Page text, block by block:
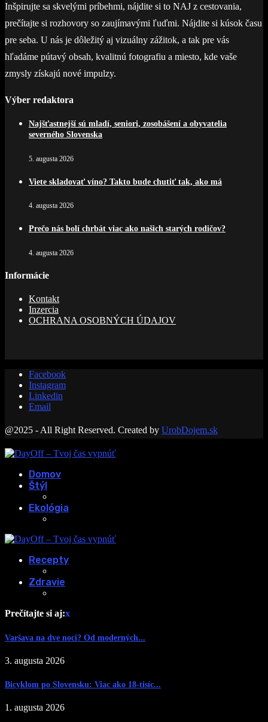
Inšpirujte sa skvelými príbehmi, nájdite si to NAJ z cestovania,
prečítajte si rozhovory so zaujímavými ľuďmi. Nájdite si kúsok času
pre seba. U nás je dôležitý aj vizuálny zážitok, a tak pre vás
hľadáme pútavý obsah, kvalitnú fotografiu a miesto, kde vaše
zmysly získajú nové impulzy.
Výber redaktora
Najšťastnejší sú mladí, seniori, zosobášení a obyvatelia
severného Slovenska
5. augusta 2026
Viete skladovať víno? Takto bude chutiť tak, ako má
4. augusta 2026
Prečo nás bolí chrbát viac ako našich starých rodičov?
4. augusta 2026
Informácie
Kontakt
Inzercia
OCHRANA OSOBNÝCH ÚDAJOV
Facebook
Instagram
Linkedin
Email
@2025 - All Right Reserved. Created by UrobDojem.sk
Domov
Štýl
Ekológia
Recepty
Zdravie
Prečítajte si aj:x
Varšava na dve noci? Od moderných...
3. augusta 2026
Bicyklom po Slovensku: Viac ako 18-tisíc...
1. augusta 2026